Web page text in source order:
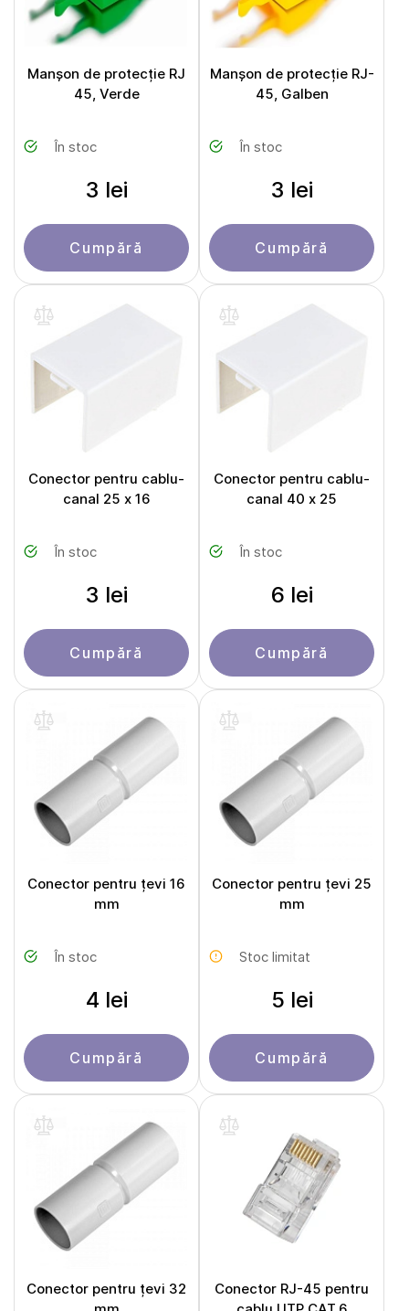
Manșon de protecție RJ
45, Verde
În stoc
3 lei
Cumpără
Manșon de protecție RJ-
45, Galben
În stoc
3 lei
Cumpără
Conector pentru cablu-
canal 25 x 16
În stoc
3 lei
Cumpără
Conector pentru cablu-
canal 40 х 25
În stoc
6 lei
Cumpără
Conector pentru țevi 16
mm
În stoc
4 lei
Cumpără
Conector pentru țevi 25
mm
Stoc limitat
5 lei
Cumpără
Conector pentru țevi 32
Conector RJ-45 pentru